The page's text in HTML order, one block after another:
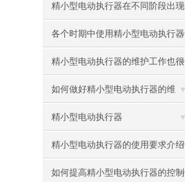
识，快来了解吧！
精小型电动执行器在不同阶段出现
的故障怎么解决
各个时期中使用精小型电动执行器
出现的小状况
精小型电动执行器的维护工作也很
重要！
如何做好精小型电动执行器的维
护？
精小型电动执行器
精小型电动执行器的使用要求介绍
如何提高精小型电动执行器的控制